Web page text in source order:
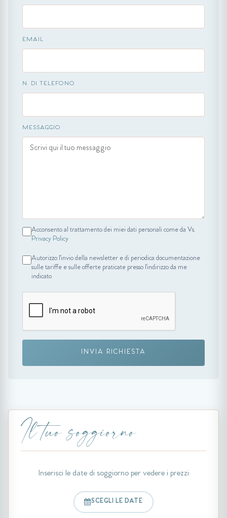
EMAIL
N. DI TELEFONO
MESSAGGIO
Acconsento al trattamento dei miei dati personali come da Vs.
Privacy Policy
Autorizzo l'invio della newsletter e di periodica documentazione
sulle tariffe e sulle offerte praticate presso l'indirizzo da me
indicato
INVIA RICHIESTA
Il tuo soggiorno
Inserisci le date di soggiorno per vedere i prezzi
SCEGLI LE DATE